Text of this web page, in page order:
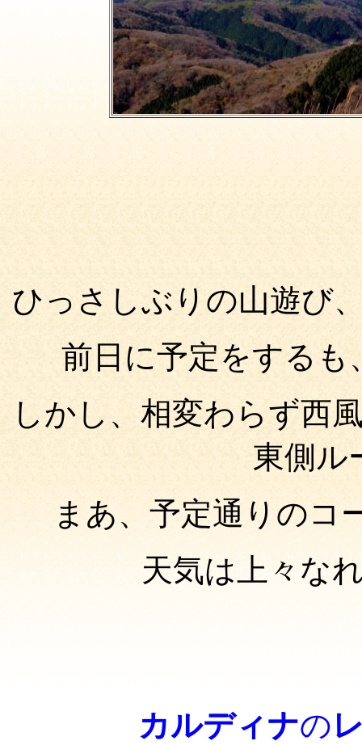
ひっさしぶりの山遊び
前日に予定をするも
しかし、相変わらず西
東側ル
まあ、予定通りのコ
天気は上々な
カルディナの